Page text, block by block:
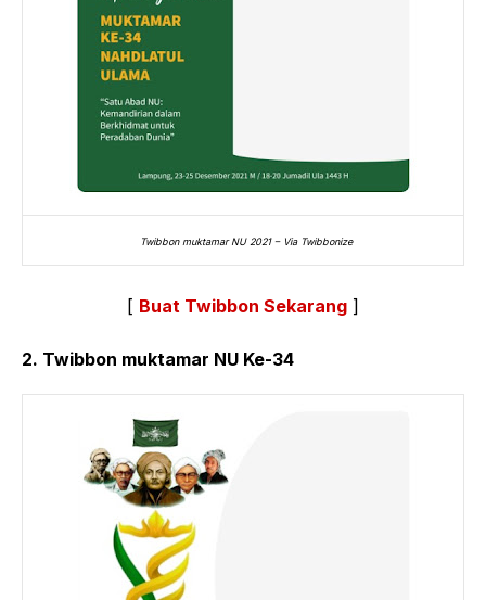
Twibbon muktamar NU 2021 – Via Twibbonize
[ Buat Twibbon Sekarang ]
2. Twibbon muktamar NU Ke-34